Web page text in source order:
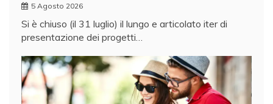
5 Agosto 2026
Si è chiuso (il 31 luglio) il lungo e articolato iter di
presentazione dei progetti…